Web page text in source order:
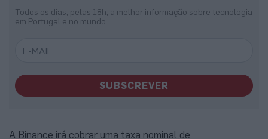
Todos os dias, pelas 18h, a melhor informação sobre tecnologia
em Portugal e no mundo
SUBSCREVER
A Binance irá cobrar uma taxa nominal de